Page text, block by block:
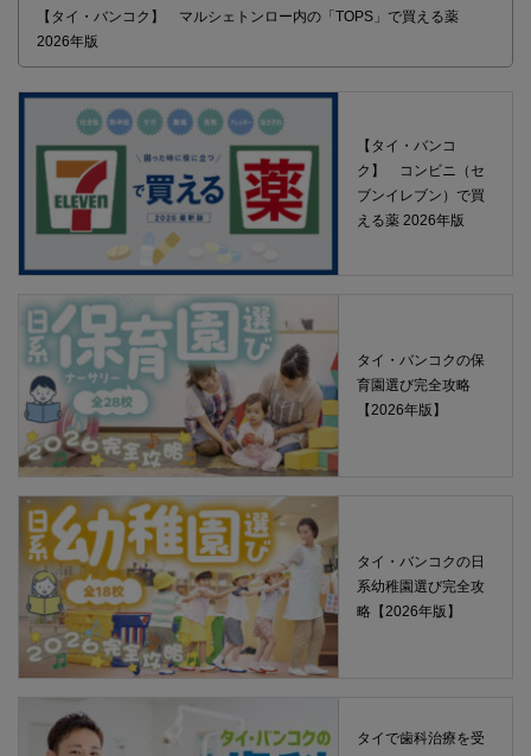
【タイ・バンコク】 マルシェトンロー内の「TOPS」で買える薬
2026年版
【タイ・バンコ
ク】 コンビニ（セ
ブンイレブン）で買
える薬 2026年版
タイ・バンコクの保
育園選び完全攻略
【2026年版】
タイ・バンコクの日
系幼稚園選び完全攻
略【2026年版】
タイで歯科治療を受